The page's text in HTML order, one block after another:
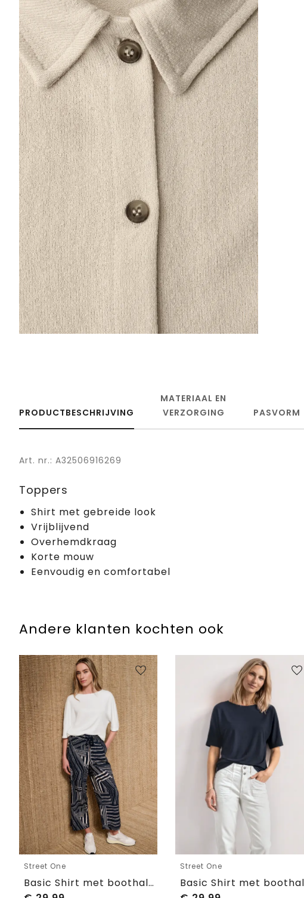
PRODUCTBESCHRIJVING
MATERIAAL EN
VERZORGING
PASVORM
Art. nr.: A32506916269
Toppers
Shirt met gebreide look
Vrijblijvend
Overhemdkraag
Korte mouw
Eenvoudig en comfortabel
Andere klanten kochten ook
Street One
Basic Shirt met boothals en elastische zoom
Street One